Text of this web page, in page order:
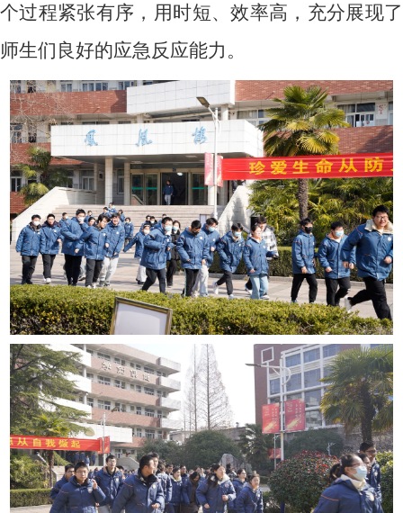
个过程紧张有序，用时短、效率高，充分展现了
师生们良好的应急反应能力。